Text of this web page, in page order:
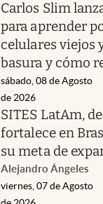
Carlos Slim
para aprender
celulares viejos
basura y cómo
sábado, 08 de Agosto
de 2026
SITES LatAm,
fortalece en
su meta de
Alejandro Ángeles
viernes, 07 de Agosto